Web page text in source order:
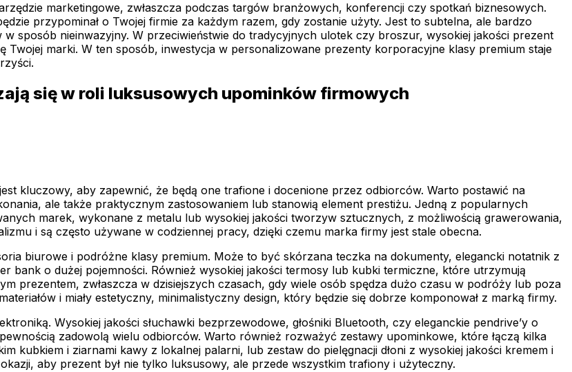
marketingowe, zwłaszcza podczas targów branżowych, konferencji czy spotkań biznesowych.
przypominał o Twojej firmie za każdym razem, gdy zostanie użyty. Jest to subtelna, ale bardzo
sposób nieinwazyjny. W przeciwieństwie do tradycyjnych ulotek czy broszur, wysokiej jakości prezent
Twojej marki. W ten sposób, inwestycja w personalizowane prezenty korporacyjne klasy premium staje
się w roli luksusowych upominków firmowych
kluczowy, aby zapewnić, że będą one trafione i docenione przez odbiorców. Warto postawić na
ale także praktycznym zastosowaniem lub stanowią element prestiżu. Jedną z popularnych
marek, wykonane z metalu lub wysokiej jakości tworzyw sztucznych, z możliwością grawerowania,
i są często używane w codziennej pracy, dzięki czemu marka firmy jest stale obecna.
biurowe i podróżne klasy premium. Może to być skórzana teczka na dokumenty, elegancki notatnik z
bank o dużej pojemności. Również wysokiej jakości termosy lub kubki termiczne, które utrzymują
prezentem, zwłaszcza w dzisiejszych czasach, gdy wiele osób spędza dużo czasu w podróży lub poza
i miały estetyczny, minimalistyczny design, który będzie się dobrze komponował z marką firmy.
Wysokiej jakości słuchawki bezprzewodowe, głośniki Bluetooth, czy eleganckie pendrive’y o
zadowolą wielu odbiorców. Warto również rozważyć zestawy upominkowe, które łączą kilka
kubkiem i ziarnami kawy z lokalnej palarni, lub zestaw do pielęgnacji dłoni z wysokiej jakości kremem i
aby prezent był nie tylko luksusowy, ale przede wszystkim trafiony i użyteczny.